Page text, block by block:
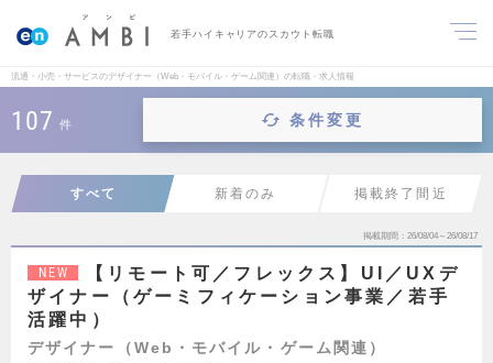
若手ハイキャリアのスカウト転職
流通・小売・サービスのデザイナー（Web・モバイル・ゲーム関連）の転職・求人情報
107 件 条件変更
すべて 新着のみ 掲載終了間近
掲載期間 26/08/04～26/08/17
NEW
【リモート可／フレックス】UI／UXデ
ザイナー（ゲーミフィケーション事業／若手
活躍中）
デザイナー（Web・モバイル・ゲーム関連）